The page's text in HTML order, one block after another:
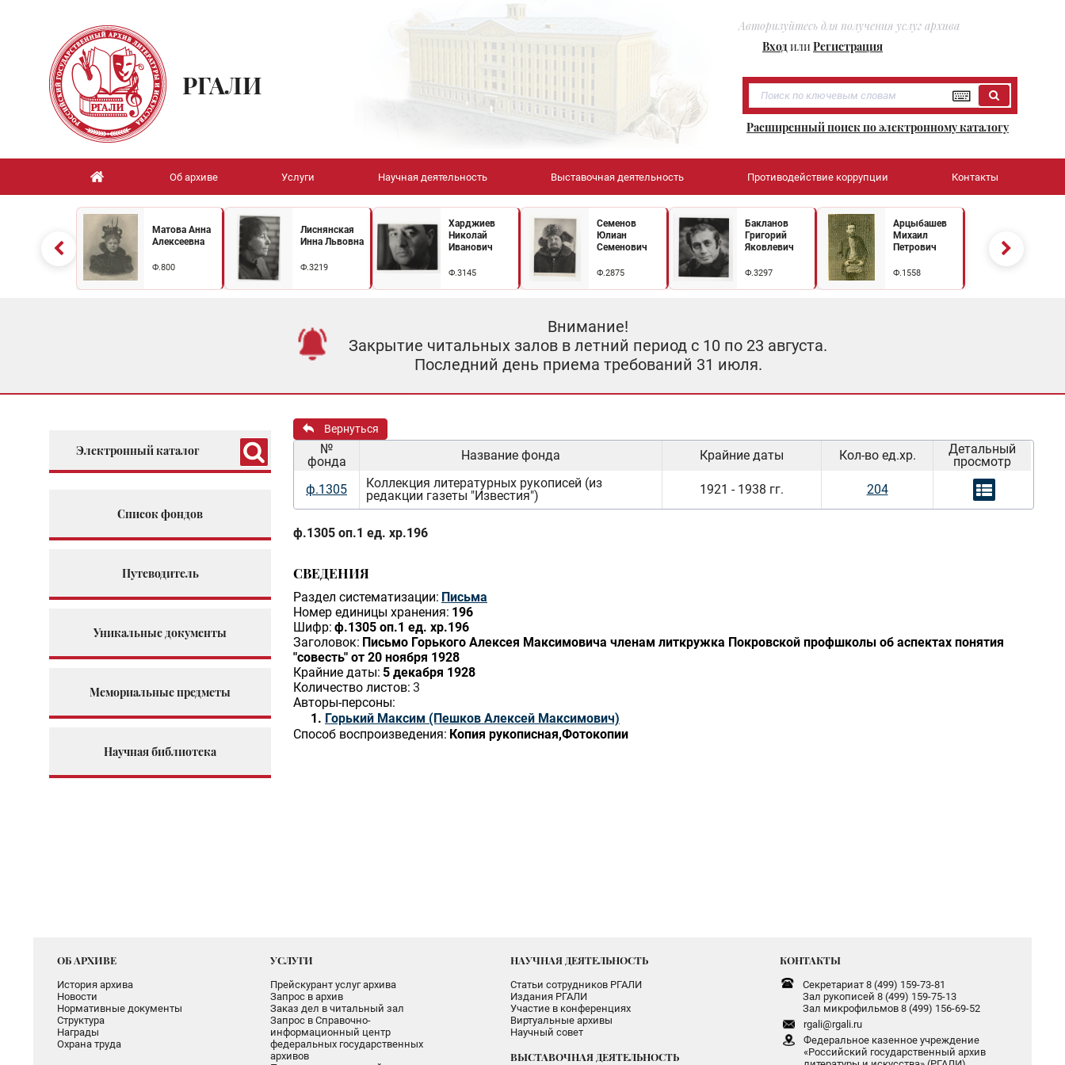
Авторизуйтесь для получения услуг архива
ВходилиРегистрация
РГАЛИ
Расширенный поиск по электронному каталогу
Об архиве Услуги Научная деятельность Выставочная деятельность Противодействие коррупции Контакты
Матова Анна
Алексеевна
Ф.800
Лиснянская
Инна Львовна
Ф.3219
Харджиев
Николай
Иванович
Ф.3145
Семенов
Юлиан
Семенович
Ф.2875
Бакланов
Григорий
Яковлевич
Ф.3297
Арцыбашев
Михаил
Петрович
Ф.1558
Внимание!
Закрытие читальных залов в летний период с 10 по 23 августа.
Последний день приема требований 31 июля.
Электронный каталог
Список фондов
Путеводитель
Уникальные документы
Мемориальные предметы
Научная библиотека
Вернуться
№
фонда
Название фонда Крайние даты Кол-во ед.хр.
Детальный
просмотр
ф.1305
Коллекция литературных рукописей (из
редакции газеты "Известия")
1921 - 1938 гг. 204
ф.1305 оп.1 ед. хр.196
СВЕДЕНИЯ
Раздел систематизации: Письма
Номер единицы хранения: 196
Шифр: ф.1305 оп.1 ед. хр.196
Заголовок: Письмо Горького Алексея Максимовича членам литкружка Покровской профшколы об аспектах понятия
"совесть" от 20 ноября 1928
Крайние даты: 5 декабря 1928
Количество листов: 3
Авторы-персоны:
Горький Максим (Пешков Алексей Максимович)
Способ воспроизведения: Копия рукописная,Фотокопии
ОБ АРХИВЕ
История архива
Новости
Нормативные документы
Структура
Награды
Охрана труда
УСЛУГИ
Прейскурант услуг архива
Запрос в архив
Заказ дел в читальный зал
Запрос в Справочно-
информационный центр
федеральных государственных
архивов
НАУЧНАЯ ДЕЯТЕЛЬНОСТЬ
Статьи сотрудников РГАЛИ
Издания РГАЛИ
Участие в конференциях
Виртуальные архивы
Научный совет
ВЫСТАВОЧНАЯ ДЕЯТЕЛЬНОСТЬ
КОНТАКТЫ
Секретариат 8 (499) 159-73-81
Зал рукописей 8 (499) 159-75-13
Зал микрофильмов 8 (499) 156-69-52
rgali@rgali.ru
Федеральное казенное учреждение
«Российский государственный архив